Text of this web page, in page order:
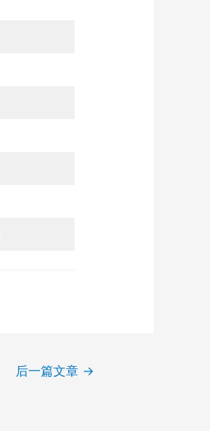
后一篇文章 →